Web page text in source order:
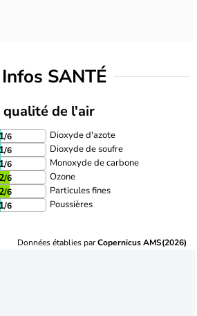
Infos SANTÉ
de l'air
1/6 Dioxyde d'azote
1/6 Dioxyde de soufre
1/6 Monoxyde de carbone
/6 Ozone
/6 Particules fines
1/6 Poussières
Données établies parCopernicus AMS(2026)